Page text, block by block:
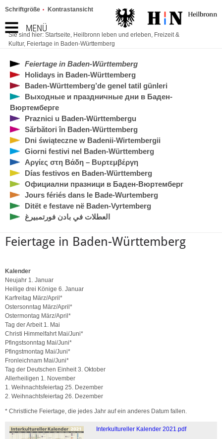
MENÜ
Schriftgröße Kontrastansicht
Sie sind hier: Startseite, Heilbronn leben und erleben, Freizeit &
Kultur, Feiertage in Baden-Württemberg
Feiertage in Baden-Württemberg
Holidays in Baden-Württemberg
Baden-Württemberg’de genel tatil günleri
Выходные и праздничные дни в Баден-
Вюртемберге
Praznici u Baden-Württembergu
Sărbători în Baden-Württemberg
Dni świąteczne w Badenii-Wirtembergii
Giorni festivi nel Baden-Württemberg
Αργίες στη Βάδη – Βυρτεμβέργη
Días festivos en Baden-Württemberg
Официални празници в Баден-Вюртемберг
Jours fériés dans le Bade-Wurtemberg
Ditët e festave në Baden-Vyrtemberg
العطلات في بادن فورتمبيرغ
Feiertage in Baden-Württemberg
Kalender
Neujahr 1. Januar
Heilige drei Könige 6. Januar
Karfreitag März/April*
Ostersonntag März/April*
Ostermontag März/April*
Tag der Arbeit 1. Mai
Christi Himmelfahrt Mai/Juni*
Pfingstsonntag Mai/Juni*
Pfingstmontag Mai/Juni*
Fronleichnam Mai/Juni*
Tag der Deutschen Einheit 3. Oktober
Allerheiligen 1. November
1. Weihnachtsfeiertag 25. Dezember
2. Weihnachtsfeiertag 26. Dezember
* Christliche Feiertage, die jedes Jahr auf ein anderes Datum fallen.
Interkultureller Kalender 2021.pdf